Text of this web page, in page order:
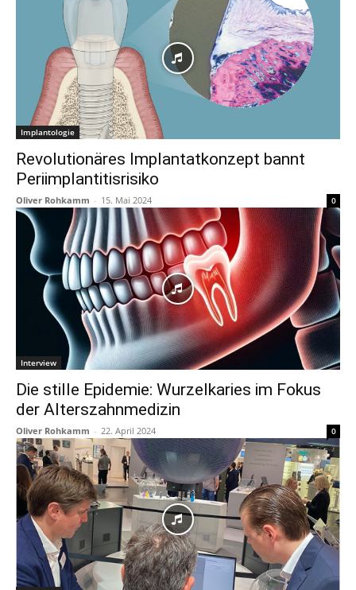
Implantologie
Revolutionäres Implantatkonzept bannt
Periimplantitisrisiko
Oliver Rohkamm - 15. Mai 2024 0
Interview
Die stille Epidemie: Wurzelkaries im Fokus
der Alterszahnmedizin
Oliver Rohkamm - 22. April 2024 0